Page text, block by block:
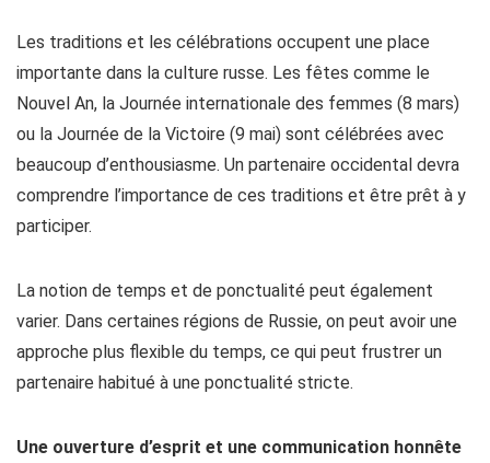
Les traditions et les célébrations occupent une place
importante dans la culture russe. Les fêtes comme le
Nouvel An, la Journée internationale des femmes (8 mars)
ou la Journée de la Victoire (9 mai) sont célébrées avec
beaucoup d’enthousiasme. Un partenaire occidental devra
comprendre l’importance de ces traditions et être prêt à y
participer.
La notion de temps et de ponctualité peut également
varier. Dans certaines régions de Russie, on peut avoir une
approche plus flexible du temps, ce qui peut frustrer un
partenaire habitué à une ponctualité stricte.
Une ouverture d’esprit et une communication honnête